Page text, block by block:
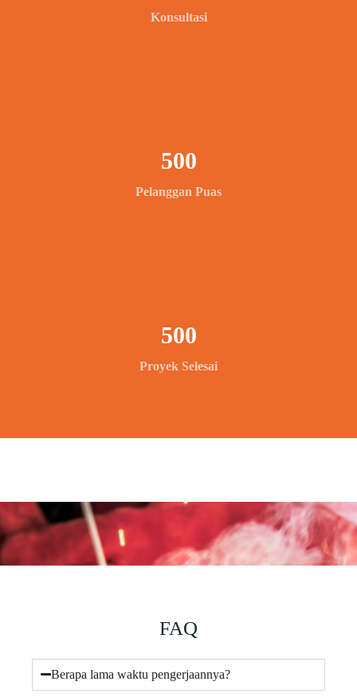
Konsultasi
Pelanggan Puas
500
Proyek Selesai
500
FAQ
Berapa lama waktu pengerjaannya?